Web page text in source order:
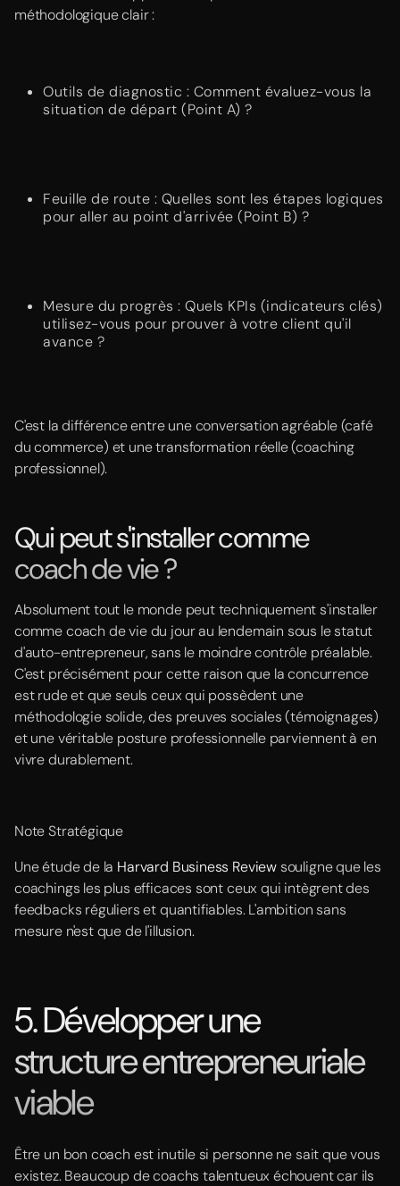
méthodologique clair :
Outils de diagnostic : Comment évaluez-vous la
situation de départ (Point A) ?
Feuille de route : Quelles sont les étapes logiques
pour aller au point d'arrivée (Point B) ?
Mesure du progrès : Quels KPIs (indicateurs clés)
utilisez-vous pour prouver à votre client qu'il
avance ?
C'est la différence entre une conversation agréable (café
du commerce) et une transformation réelle (coaching
professionnel).
Qui peut s'installer comme
coach de vie ?
Absolument tout le monde peut techniquement s'installer
comme coach de vie du jour au lendemain sous le statut
d'auto-entrepreneur, sans le moindre contrôle préalable.
C'est précisément pour cette raison que la concurrence
est rude et que seuls ceux qui possèdent une
méthodologie solide, des preuves sociales (témoignages)
et une véritable posture professionnelle parviennent à en
vivre durablement.
Note Stratégique
Une étude de la Harvard Business Review souligne que les
coachings les plus efficaces sont ceux qui intègrent des
feedbacks réguliers et quantifiables. L'ambition sans
mesure n'est que de l'illusion.
5. Développer une
structure entrepreneuriale
viable
Être un bon coach est inutile si personne ne sait que vous
existez. Beaucoup de coachs talentueux échouent car ils